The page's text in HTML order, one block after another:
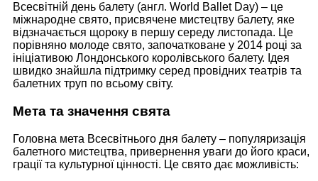
Всесвітній день балету (англ. World Ballet Day) – це
міжнародне свято, присвячене мистецтву балету, яке
відзначається щороку в першу середу листопада. Це
порівняно молоде свято, започатковане у 2014 році за
ініціативою Лондонського королівського балету. Ідея
швидко знайшла підтримку серед провідних театрів та
балетних труп по всьому світу.
Мета та значення свята
Головна мета Всесвітнього дня балету – популяризація
балетного мистецтва, привернення уваги до його краси,
грації та культурної цінності. Це свято дає можливість: